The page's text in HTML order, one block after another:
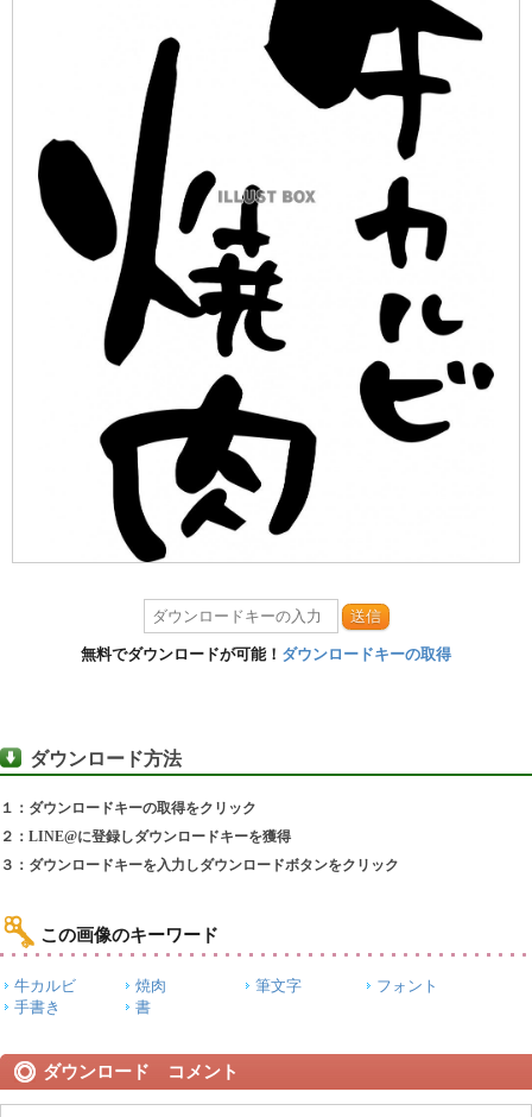
送信
無料でダウンロードが可能！ ダウンロードキーの取得
ダウンロード方法
１：ダウンロードキーの取得をクリック
２：LINE@に登録しダウンロードキーを獲得
３：ダウンロードキーを入力しダウンロードボタンをクリック
この画像のキーワード
牛カルビ 焼肉 筆文字
フォント
手書き
書
ダウンロード コメント